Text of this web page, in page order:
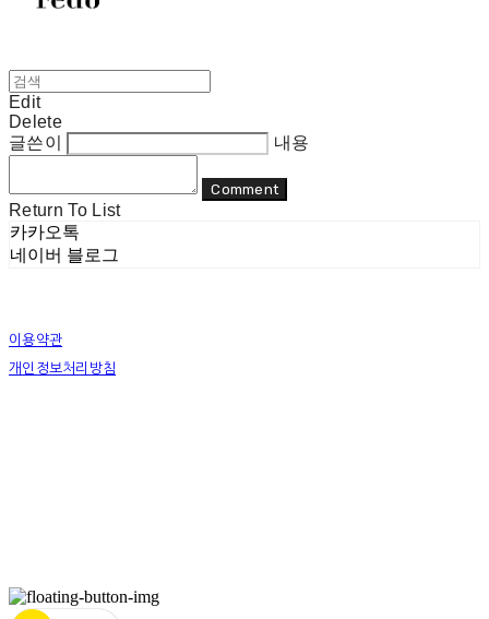
Edit
Delete
글쓴이
내용
Comment
Return To List
카카오톡
네이버 블로그
이용약관
개인정보처리방침